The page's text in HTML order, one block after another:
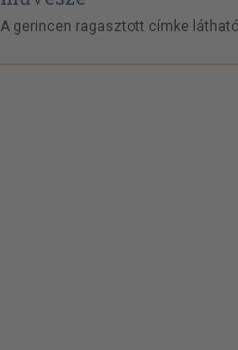
A gerincen ragasztott címke